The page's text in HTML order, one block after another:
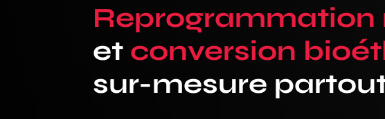
Reprogrammation
et conversion
sur-mesure